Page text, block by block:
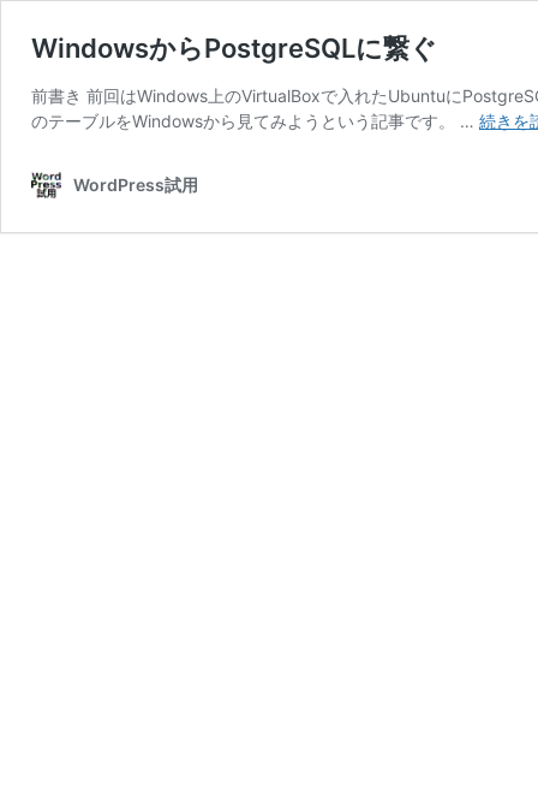
WindowsからPostgreSQLに繋ぐ
前書き 前回はWindows上のVirtualBoxで入れたUbuntuに
のテーブルをWindowsから見てみようという記事です。 … 続きを
WordPress試用